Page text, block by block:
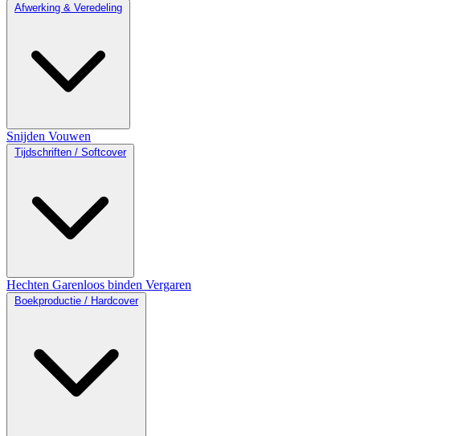
Afwerking & Veredeling
Snijden Vouwen
Tijdschriften / Softcover
Hechten Garenloos binden Vergaren
Boekproductie / Hardcover